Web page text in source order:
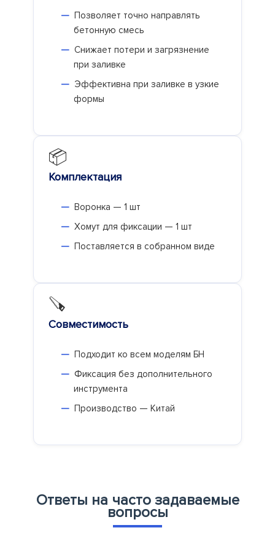
Позволяет точно направлять
бетонную смесь
Снижает потери и загрязнение
при заливке
Эффективна при заливке в узкие
формы
📦
Комплектация
Воронка — 1 шт
Хомут для фиксации — 1 шт
Поставляется в собранном виде
🪚
Совместимость
Подходит ко всем моделям БН
Фиксация без дополнительного
инструмента
Производство — Китай
Ответы на часто задаваемые
вопросы